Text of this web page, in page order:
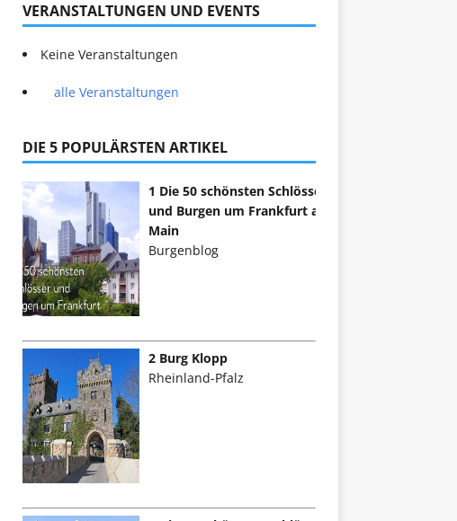
VERANSTALTUNGEN UND EVENTS
Keine Veranstaltungen
alle Veranstaltungen
DIE 5 POPULÄRSTEN ARTIKEL
1 Die 50 schönsten Schlösser
und Burgen um Frankfurt am
Main
Burgenblog
2 Burg Klopp
Rheinland-Pfalz